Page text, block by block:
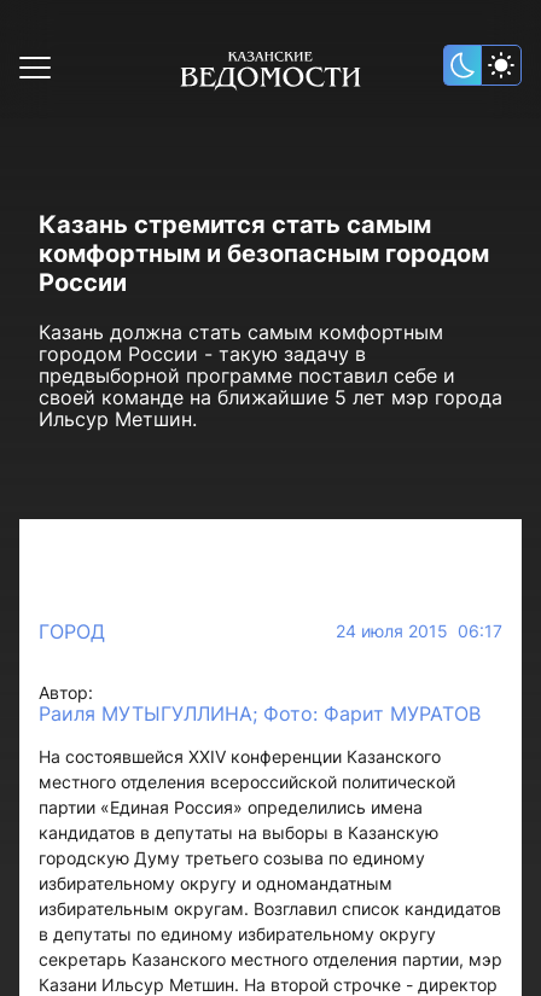
Казань стремится стать самым
комфортным и безопасным городом
России
Казань должна стать самым комфортным
городом России - такую задачу в
предвыборной программе поставил себе и
своей команде на ближайшие 5 лет мэр города
Ильсур Метшин.
ГОРОД 24 июля 2015 06:17
Автор:
Раиля МУТЫГУЛЛИНА; Фото: Фарит МУРАТОВ
На состоявшейся XXIV конференции Казанского
местного отделения всероссийской политической
партии «Единая Россия» определились имена
кандидатов в депутаты на выборы в Казанскую
городскую Думу третьего созыва по единому
избирательному округу и одномандатным
избирательным округам. Возглавил список кандидатов
в депутаты по единому избирательному округу
секретарь Казанского местного отделения партии, мэр
Казани Ильсур Метшин. На второй строчке - директор